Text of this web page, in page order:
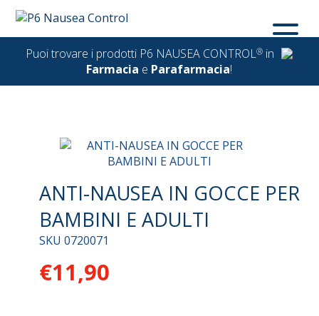
Puoi trovare i prodotti P6 NAUSEA CONTROL® in
Farmacia e Parafarmacia!
ANTI-NAUSEA IN GOCCE PER
BAMBINI E ADULTI
SKU 0720071
€11,90